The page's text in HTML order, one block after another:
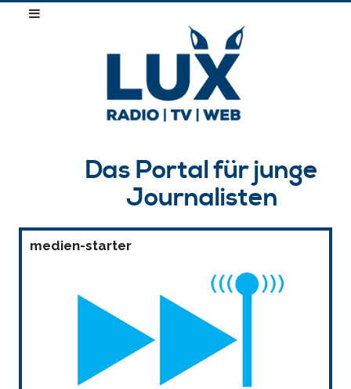
Das Portal für junge
Journalisten
medien-starter